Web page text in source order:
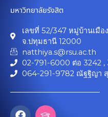
มหาวิทยาลัยรังสิต
เลขที่ 52/347 หมู่บ้านเมือ
จ.ปทุมธานี 12000
natthiya.s@rsu.ac.th
02-791-6000 ต่อ 3242 ,
064-291-9782 ณัฐฐิญา
F
I